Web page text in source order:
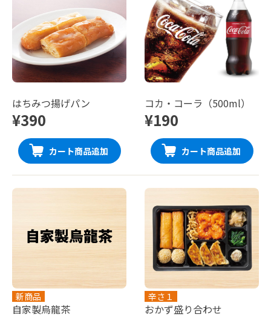
はちみつ揚げパン
¥390
カート商品追加
コカ・コーラ（500ml）
¥190
カート商品追加
新商品
自家製烏龍茶
辛さ１
おかず盛り合わせ